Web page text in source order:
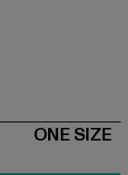
ONE SIZE